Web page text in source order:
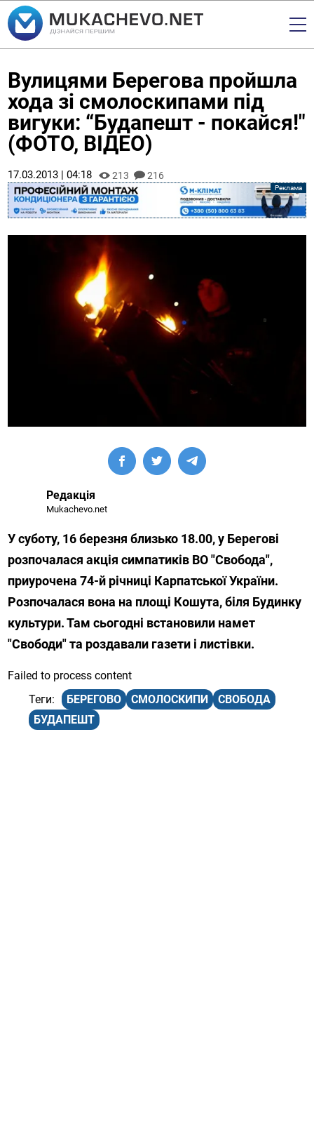
Вулицями Берегова пройшла
хода зі смолоскипами під
вигуки: “Будапешт - покайся!"
(ФОТО, ВІДЕО)
17.03.2013 | 04:18 213 216
Редакція
Mukachevo.net
У суботу, 16 березня близько 18.00, у Берегові
розпочалася акція симпатиків ВО "Свобода",
приурочена 74-й річниці Карпатської України.
Розпочалася вона на площі Кошута, біля Будинку
культури. Там сьогодні встановили намет
"Свободи" та роздавали газети і листівки.
Failed to process content
БЕРЕГОВО
СМОЛОСКИПИ
СВОБОДА
БУДАПЕШТ